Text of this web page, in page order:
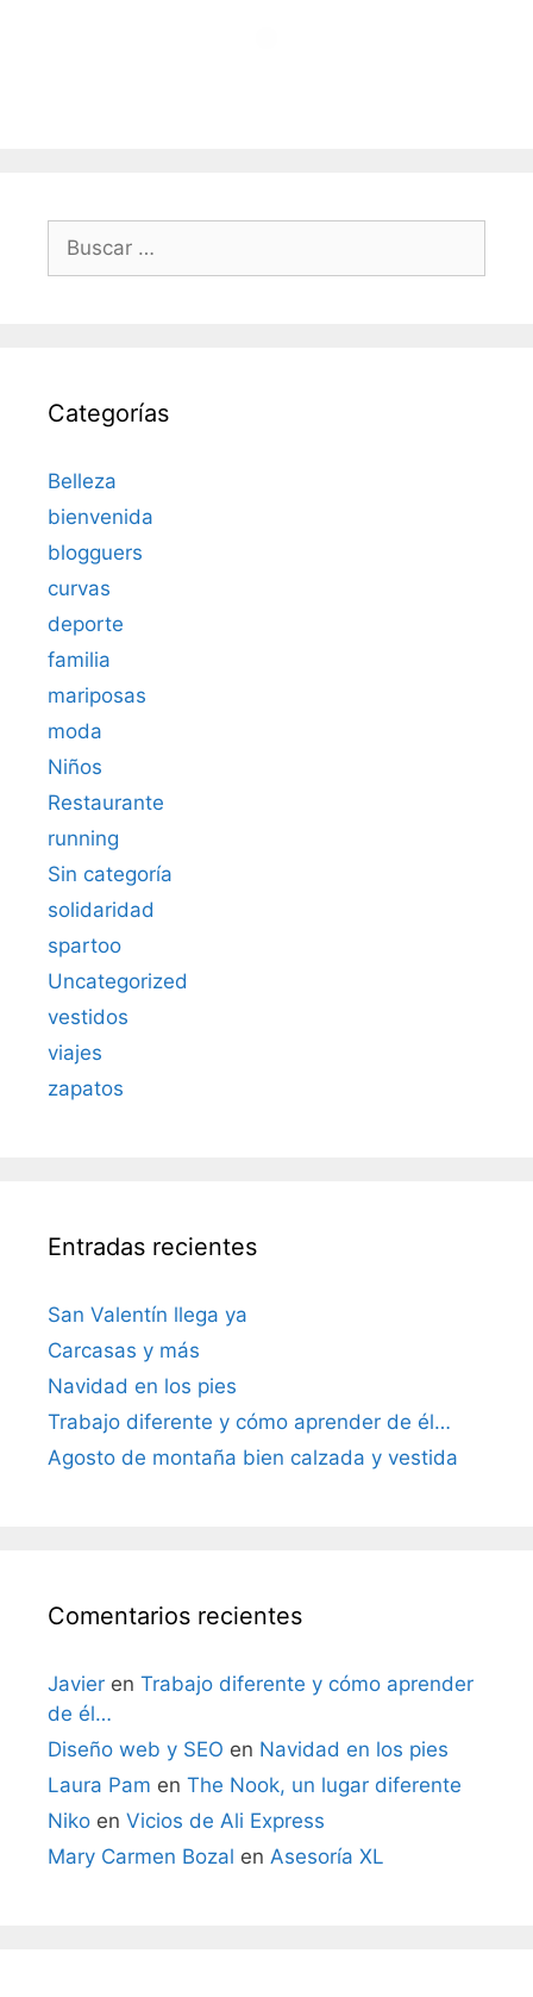
Categorías
Belleza
bienvenida
blogguers
curvas
deporte
familia
mariposas
moda
Niños
Restaurante
running
Sin categoría
solidaridad
spartoo
Uncategorized
vestidos
viajes
zapatos
Entradas recientes
San Valentín llega ya
Carcasas y más
Navidad en los pies
Trabajo diferente y cómo aprender de él…
Agosto de montaña bien calzada y vestida
Comentarios recientes
Javier en Trabajo diferente y cómo aprender
de él…
Diseño web y SEO en Navidad en los pies
Laura Pam en The Nook, un lugar diferente
Niko en Vicios de Ali Express
Mary Carmen Bozal en Asesoría XL